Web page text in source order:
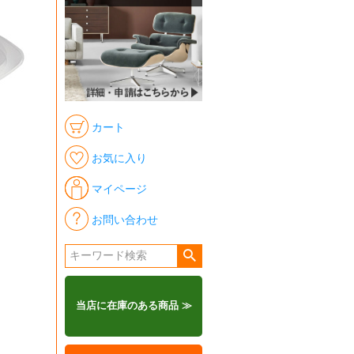
カート
お気に入り
マイページ
お問い合わせ
当店に在庫のある商品 ≫